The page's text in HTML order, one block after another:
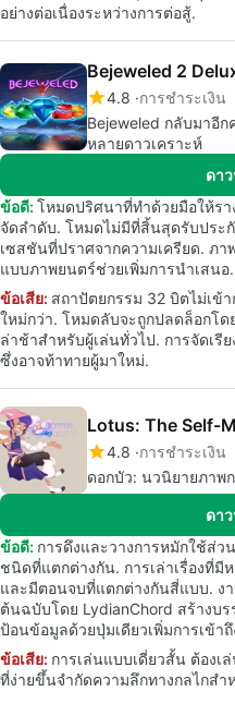
อย่างต่อเนื่องระหว่างการต่อสู้.
Bejeweled 2
4.8 การชำระเงิน
Bejeweled กลับมาอี
หลายดาวเคราะห์
ดา
ข้อดี: โหมดปริศนาที่ทำด้วยมือให้รา
จัดลำดับ. โหมดไม่มีที่สิ้นสุดรับประ
เซสชันที่ปราศจากความเครียด. ภา
แบบภาพยนตร์ช่วยเพิ่มการนำเสนอ.
ข้อเสีย: สถาปัตยกรรม 32 บิตไม่เข้
ใหม่กว่า. โหมดลับจะถูกปลดล็อกโ
ล่าช้าสำหรับผู้เล่นทั่วไป. การจัดเรี
ซึ่งอาจท้าทายผู้มาใหม่.
Lotus: The Self-
4.8 การชำระเงิน
ดอกบัว: นวนิยายภาพ
ดา
ข้อดี: การดึงและวางการหมักใช้ส่
ชนิดที่แตกต่างกัน. การเล่าเรื่องที่
และมีตอนจบที่แตกต่างกันสี่แบบ. ง
ต้นฉบับโดย LydianChord สร้างบ
ป้อนข้อมูลด้วยปุ่มเดียวเพิ่มการเข้า
ข้อเสีย: การเล่นแบบเดี่ยวสั้น ต้องเ
ที่ง่ายขึ้นจำกัดความลึกทางกลไกส